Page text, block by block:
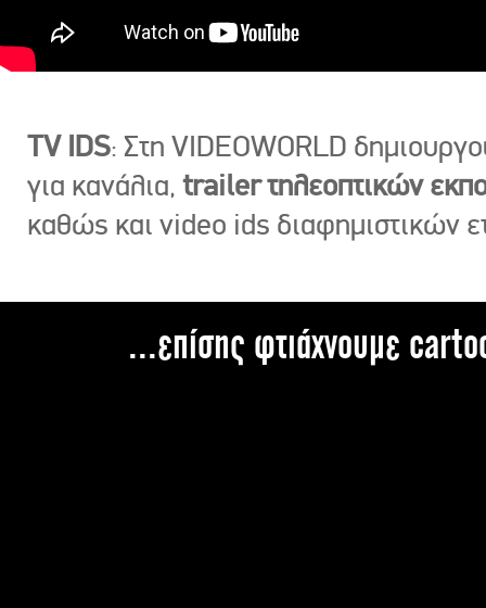
TV IDS: Στη VIDEOWORLD
για κανάλια, trailer τηλεοπτικών
καθώς και video ids διαφημιστικών
...επίσης φτιάχνουμε